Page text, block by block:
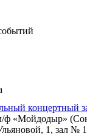
концертный
ф «Мойдодыр»
1, зал №